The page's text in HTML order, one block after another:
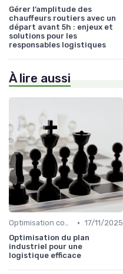
Gérer l’amplitude des
chauffeurs routiers avec un
départ avant 5h : enjeux et
solutions pour les
responsables logistiques
À lire aussi
Optimisation coûts • 17/11/2025
Optimisation du plan
industriel pour une
logistique efficace